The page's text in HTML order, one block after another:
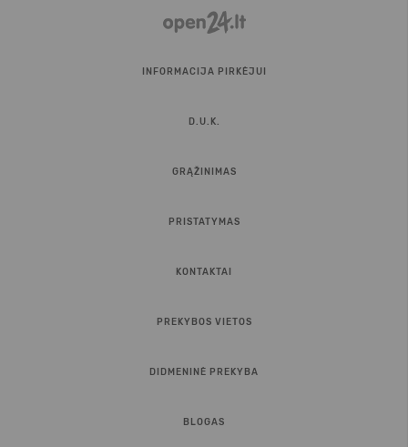
INFORMACIJA PIRKĖJUI
D.U.K.
GRĄŽINIMAS
PRISTATYMAS
KONTAKTAI
PREKYBOS VIETOS
DIDMENINĖ PREKYBA
BLOGAS